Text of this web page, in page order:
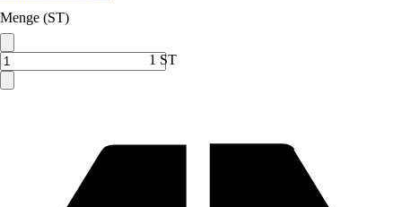
Menge (ST)
1 ST